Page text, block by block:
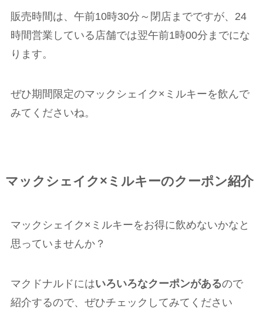
販売時間は、午前10時30分～閉店までですが、24
時間営業している店舗では翌午前1時00分までにな
ります。
ぜひ期間限定のマックシェイク×ミルキーを飲んで
みてくださいね。
マックシェイク×ミルキーのクーポン紹介
マックシェイク×ミルキーをお得に飲めないかなと
思っていませんか？
マクドナルドにはいろいろなクーポンがあるので
紹介するので、ぜひチェックしてみてください